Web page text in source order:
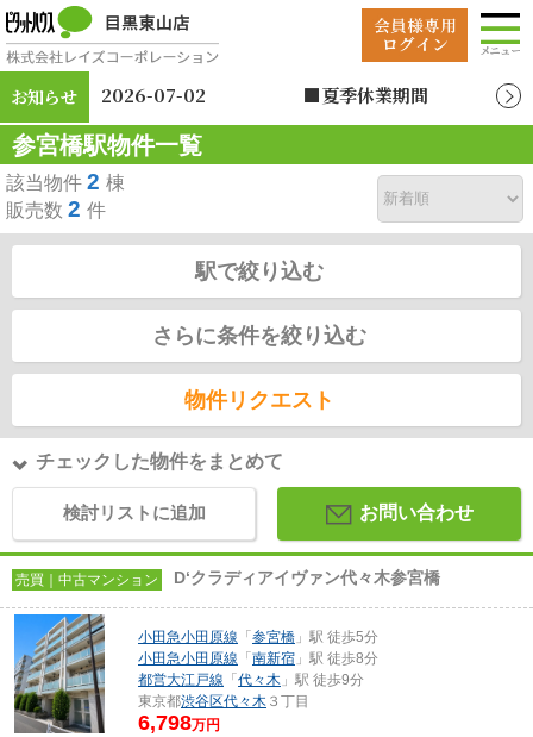
お知らせ 2026-07-02
■夏季休業期間
2026年8月12日（水）
（水）
参宮橋駅物件一覧
該当物件 2 棟
販売数 2 件
駅で絞り込む
さらに条件を絞り込む
物件リクエスト
チェックした物件をまとめて
検討リストに追加 お問い合わせ
売買｜中古マンション D‘クラディアイヴァン代々木参宮橋
小田急小田原線 「 参宮橋 」駅 徒歩5分
小田急小田原線 「 南新宿 」駅 徒歩8分
都営大江戸線 「 代々木 」駅 徒歩9分
東京都渋谷区代々木 ３丁目
6,798万円